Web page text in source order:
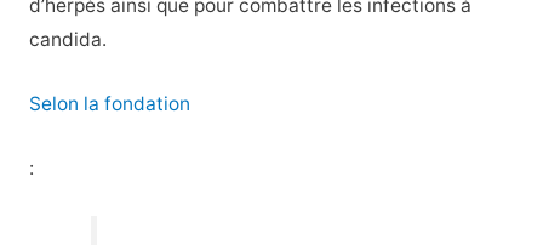
d’herpès ainsi que pour combattre les infections à
candida.
Selon la fondation
: